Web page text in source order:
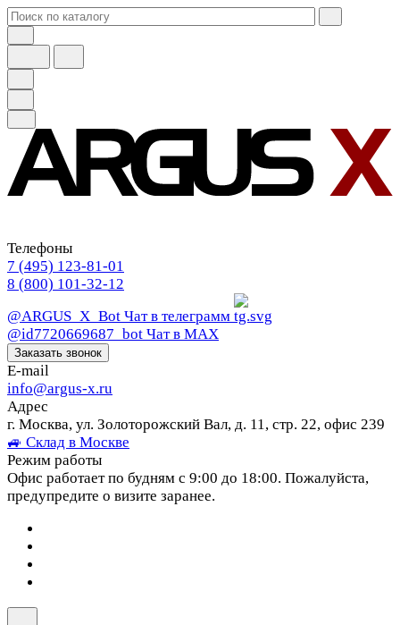
Телефоны
7 (495) 123-81-01
8 (800) 101-32-12
@ARGUS_X_Bot Чат в телеграмм
@id7720669687_bot Чат в МАХ
Заказать звонок
E-mail
info@argus-x.ru
Адрес
г. Москва, ул. Золоторожский Вал, д. 11, стр. 22, офис 239
🚙 Склад в Москве
Режим работы
Офис работает по будням с 9:00 до 18:00. Пожалуйста,
предупредите о визите заранее.